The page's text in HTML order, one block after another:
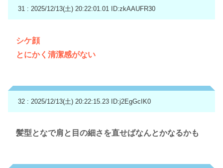
31 : 2025/12/13(土) 20:22:01.01 ID:zkAAUFR30
シケ顔
とにかく清潔感がない
32 : 2025/12/13(土) 20:22:15.23 ID:j2EgGcIK0
髪型となで肩と目の細さを直せばなんとかなるかも